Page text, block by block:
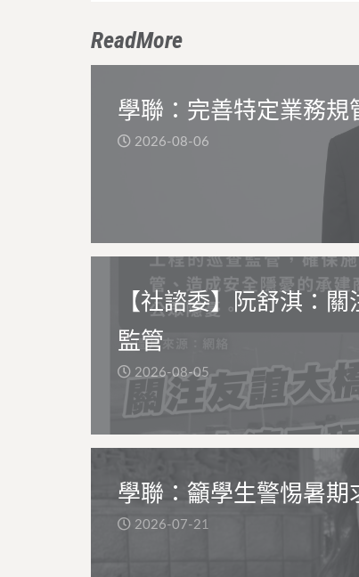
ReadMore
學聯：完善特定業務規
2026-08-06
【社諮委】阮舒淇：
監管
2026-08-05
學聯：籲學生警惕暑期
2026-07-21